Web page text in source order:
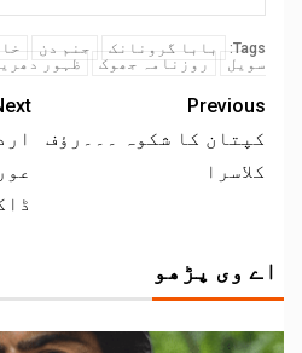
Tags: بابا گرونانک جنم دن
سویل
روزنامہ جھوک ظہور
Previous
کپتان کا شکوہ ۔۔۔رؤف
کلاسرا
اے وی پڑھو